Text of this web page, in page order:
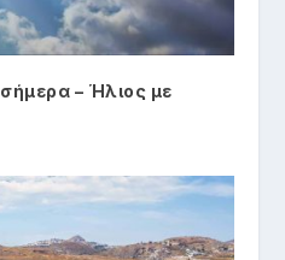
– Ήλιος με